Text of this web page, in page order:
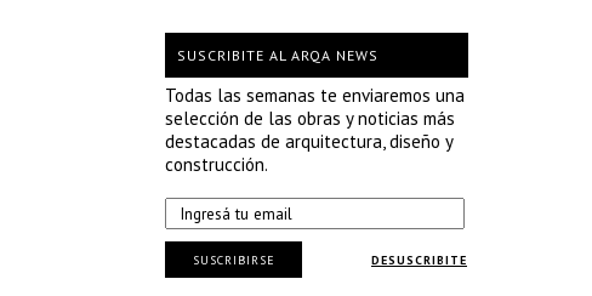
SUSCRIBITE AL ARQA NEWS
Todas las semanas te enviaremos una
selección de las obras y noticias más
destacadas de arquitectura, diseño y
construcción.
DESUSCRIBITE
SUSCRIBIRSE